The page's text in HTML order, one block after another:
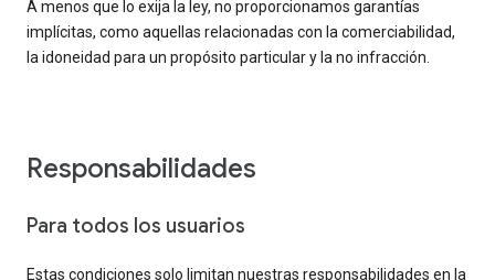
A menos que lo exija la ley, no proporcionamos garantías
implícitas, como aquellas relacionadas con la comerciabilidad,
la idoneidad para un propósito particular y la no infracción.
Responsabilidades
Para todos los usuarios
Estas condiciones solo limitan nuestras responsabilidades en la